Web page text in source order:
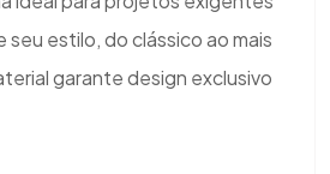
estilo, do clássico ao mais
garante design exclusivo